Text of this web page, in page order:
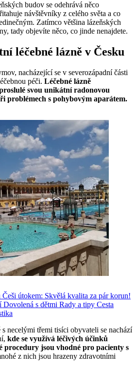
budov se odehrává něco
návštěvníky z celého světa a co
Zatímco většina lázeňských
tady objevíte něco, co jinde nenajdete.
léčebné lázně v Česku
nacházející se v severozápadní části
péči. Léčebné lázně
svou unikátní radonovou
problémech s pohybovým aparátem.
útokem: Skvělá kvalita za pár korun!
Dovolená s dětmi Rady a tipy Cesta
necelými třemi tisíci obyvateli se nachází
kde se využívá léčivých účinků
procedury jsou vhodné pro pacienty s
z nich jsou hrazeny zdravotními